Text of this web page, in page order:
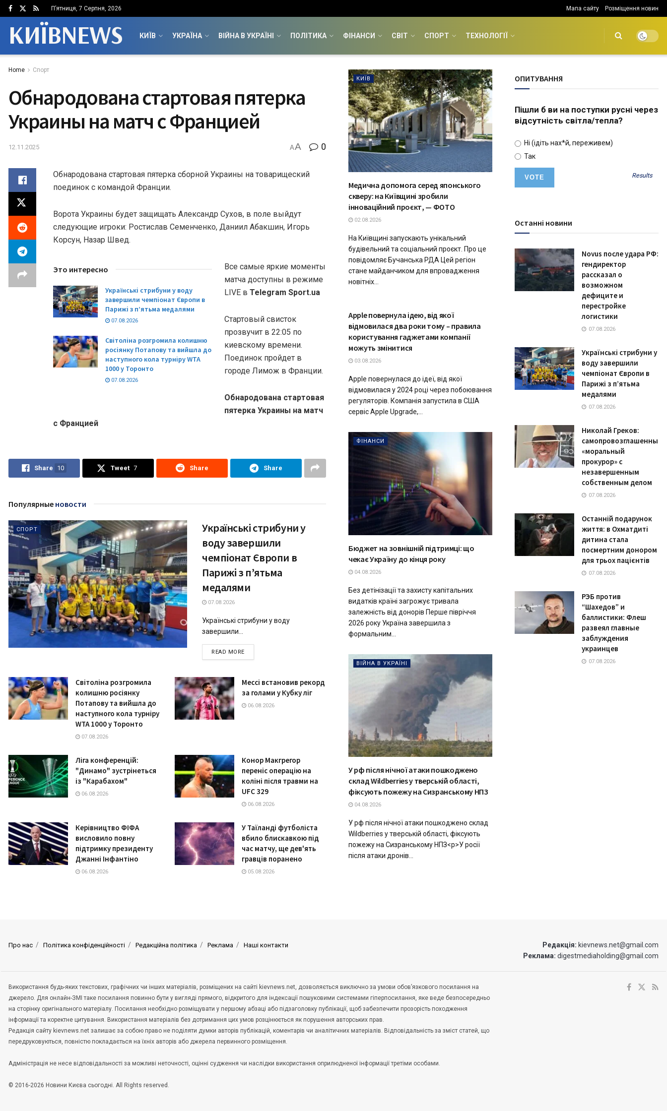
П’ятниця, 7 Серпня, 2026 Мапа сайту Розміщення новин
КИЇВNEWS КИЇВ УКРАЇНА ВІЙНА В УКРАЇНІ ПОЛІТИКА ФІНАНСИ СВІТ СПОРТ ТЕХНОЛОГІЇ
Home Спорт
Обнародована стартовая пятерка
Украины на матч с Францией
12.11.2025 AA 0
Обнародована стартовая пятерка сборной Украины на товарищеский
поединок с командой Франции.
Ворота Украины будет защищать Александр Сухов, в поле выйдут
следующие игроки: Ростислав Семенченко, Даниил Абакшин, Игорь
Корсун, Назар Швед.
Это интересно
Українські стрибуни у воду
завершили чемпіонат Європи в
Парижі з п’ятьма медалями
07.08.2026
Світоліна розгромила колишню
росіянку Потапову та вийшла до
наступного кола турніру WTA
1000 у Торонто
07.08.2026
Все самые яркие моменты
матча доступны в режиме
LIVE в Telegram Sport.ua
Стартовый свисток
прозвучит в 22:05 по
киевскому времени.
Поединок пройдет в
городе Лимож в Франции.
Обнародована стартовая
пятерка Украины на матч
с Францией
Share 10 Tweet 7 Share Share
Популярные новости
СПОРТ
Українські стрибуни у
воду завершили
чемпіонат Європи в
Парижі з п’ятьма
медалями
07.08.2026
Українські стрибуни у воду
завершили...
READ MOREDETAILS
Світоліна розгромила
колишню росіянку
Потапову та вийшла до
наступного кола турніру
WTA 1000 у Торонто
07.08.2026
Мессі встановив рекорд
за голами у Кубку ліг
06.08.2026
Ліга конференцій:
"Динамо" зустрінеться
із "Карабахом"
06.08.2026
Конор Макгрегор
переніс операцію на
коліні після травми на
UFC 329
06.08.2026
Керівництво ФІФА
висловило повну
підтримку президенту
Джанні Інфантіно
06.08.2026
У Таїланді футболіста
вбило блискавкою під
час матчу, ще дев'ять
гравців поранено
05.08.2026
КИЇВ
Медична допомога серед японського
скверу: на Київщині зробили
інноваційний проєкт, — ФОТО
02.08.2026
На Київщині запускають унікальний
будівельний та соціальний проєкт. Про це
повідомляє Бучанська РДА Цей регіон
стане майданчиком для впровадження
новітніх...
ТЕХНОЛОГІЇ
Apple повернула ідею, від якої
відмовилася два роки тому – правила
користування гаджетами компанії
можуть змінитися
03.08.2026
Apple повернулася до ідеї, від якої
відмовилася у 2024 році через побоювання
регуляторів. Компанія запустила в США
сервіс Apple Upgrade,...
ФІНАНСИ
Бюджет на зовнішній підтримці: що
чекає Україну до кінця року
04.08.2026
Без детінізації та захисту капітальних
видатків країні загрожує тривала
залежність від донорів Перше півріччя
2026 року Україна завершила з
формальним...
ВІЙНА В УКРАЇНІ
У рф після нічної атаки пошкоджено
склад Wildberries у тверській області,
фіксують пожежу на Сизранському НПЗ
04.08.2026
У рф після нічної атаки пошкоджено склад
Wildberries у тверській області, фіксують
пожежу на Сизранському НПЗ<p>У росії
після атаки дронів...
ОПИТУВАННЯ
Пішли б ви на поступки русні через
відсутність світла/тепла?
Ні (ідіть нах*й, переживем)
Так
Results
Останні новини
Novus после удара РФ:
гендиректор
рассказал о
возможном
дефиците и
перестройке
логистики
07.08.2026
Українські стрибуни у
воду завершили
чемпіонат Європи в
Парижі з п’ятьма
медалями
07.08.2026
Николай Греков:
самопровозглашенный
«моральный
прокурор» с
незавершенным
собственным делом
07.08.2026
Останній подарунок
життя: в Охматдиті
дитина стала
посмертним донором
для трьох пацієнтів
07.08.2026
РЭБ против
“Шахедов” и
баллистики: Флеш
развеял главные
заблуждения
украинцев
07.08.2026
Про нас Політика конфіденційності Редакційна політика Реклама Наші контакти Редакція: kievnews.net@gmail.com
Реклама: digestmediaholding@gmail.com
Використання будь-яких текстових, графічних чи інших матеріалів, розміщених на сайті kievnews.net, дозволяється виключно за умови обов’язкового посилання на
джерело. Для онлайн-ЗМІ таке посилання повинно бути у вигляді прямого, відкритого для індексації пошуковими системами гіперпосилання, яке веде безпосередньо
на сторінку оригінального матеріалу. Посилання необхідно розміщувати у першому абзаці або підзаголовку публікації, щоб забезпечити прозорість походження
інформації та коректне цитування. Використання матеріалів без дотримання цих умов розцінюється як порушення авторських прав.
Редакція сайту kievnews.net залишає за собою право не поділяти думки авторів публікацій, коментарів чи аналітичних матеріалів. Відповідальність за зміст статей, що
передруковуються, повністю покладається на їхніх авторів або джерела первинного розміщення.
Адміністрація не несе відповідальності за можливі неточності, оцінні судження чи наслідки використання оприлюдненої інформації третіми особами.
© 2016-2026 Новини Києва сьогодні. All Rights reserved.